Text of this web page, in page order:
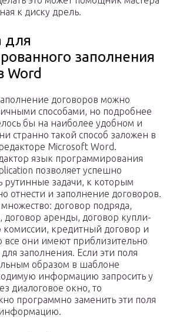
к диску дрель.
для
заполнения
Word
договоров можно
способами, но подробнее
бы на наиболее удобном и
странно такой способ заложен в
Microsoft Word.
язык программирования
позволяет успешно
рутинные задачи, к которым
отнести и заполнение договоров.
договор подряда,
договор аренды, договор купли-
комиссии, кредитный договор и
все они имеют приблизительно
заполнения. Если эти поля
образом в шаблоне
информацию запросить у
диалоговое окно, то
программно заменить эти поля